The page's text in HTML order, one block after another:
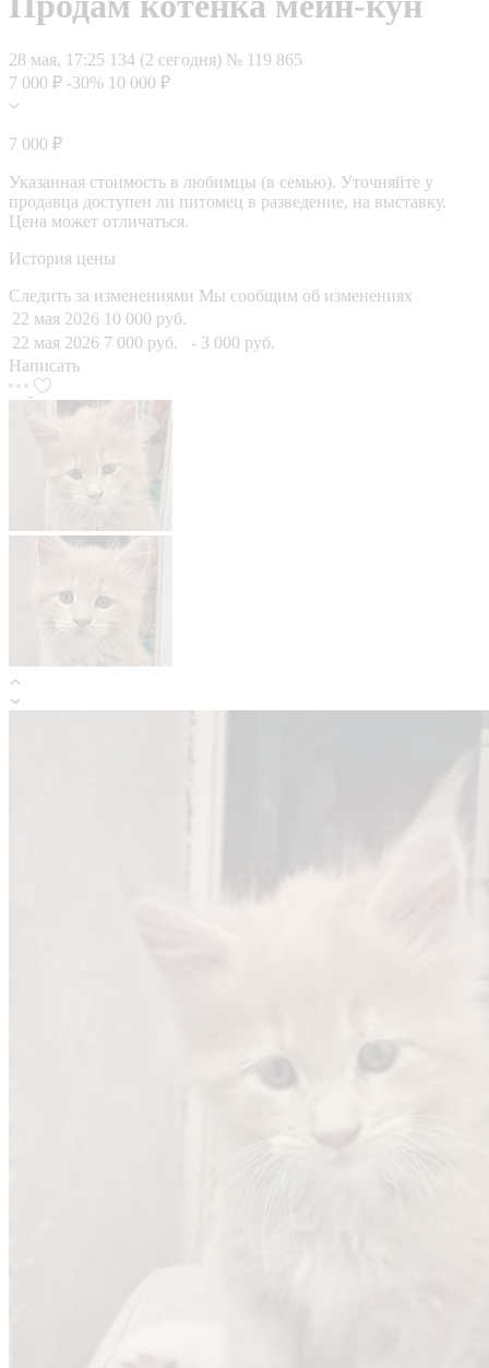
28 мая, 17:25 134 (2 сегодня) № 119 865
7 000 ₽ -30% 10 000 ₽
7 000 ₽
Указанная стоимость в любимцы (в семью). Уточняйте у
продавца доступен ли питомец в разведение, на выставку.
Цена может отличаться.
История цены
Следить за изменениями Мы сообщим об изменениях
22 мая 2026 10 000 руб.
22 мая 2026 7 000 руб.
- 3 000 руб.
Написать